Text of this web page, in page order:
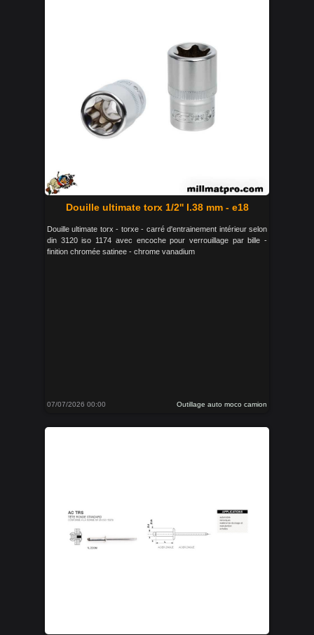
Douille ultimate torx 1/2'' l.38 mm - e18
Douille ultimate torx - torxe - carré d'entrainement intérieur selon
din 3120 iso 1174 avec encoche pour verrouillage par bille -
finition chromée satinee - chrome vanadium
07/07/2026 00:00 Outillage auto moco camion